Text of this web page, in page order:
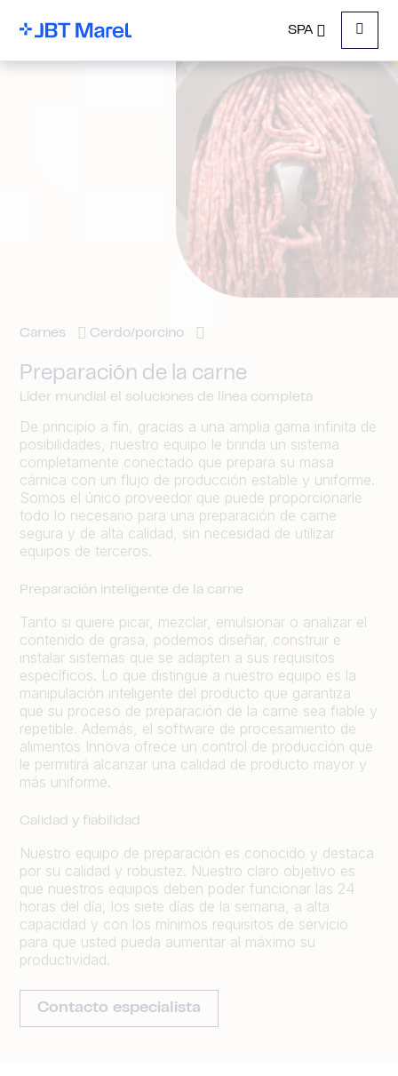
SPA
Menu
Carnes Cerdo/porcino
Preparación de la carne
Líder mundial el soluciones de línea completa
De principio a fin, gracias a una amplia gama infinita de
posibilidades, nuestro equipo le brinda un sistema
completamente conectado que prepara su masa
cárnica con un flujo de producción estable y uniforme.
Somos el único proveedor que puede proporcionarle
todo lo necesario para una preparación de carne
segura y de alta calidad, sin necesidad de utilizar
equipos de terceros.
Preparación inteligente de la carne
Tanto si quiere picar, mezclar, emulsionar o analizar el
contenido de grasa, podemos diseñar, construir e
instalar sistemas que se adapten a sus requisitos
específicos. Lo que distingue a nuestro equipo es la
manipulación inteligente del producto que garantiza
que su proceso de preparación de la carne sea fiable y
repetible. Además, el software de procesamiento de
alimentos Innova ofrece un control de producción que
le permitirá alcanzar una calidad de producto mayor y
más uniforme.
Calidad y fiabilidad
Nuestro equipo de preparación es conocido y destaca
por su calidad y robustez. Nuestro claro objetivo es
que nuestros equipos deben poder funcionar las 24
horas del día, los siete días de la semana, a alta
capacidad y con los mínimos requisitos de servicio
para que usted pueda aumentar al máximo su
productividad.
Contacto especialista